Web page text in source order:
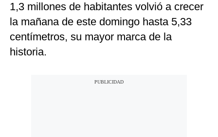
1,3 millones de habitantes volvió a crecer
la mañana de este domingo hasta 5,33
centímetros, su mayor marca de la
historia.